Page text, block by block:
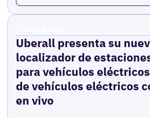
Uberall presenta su
localizador de
para vehículos
de vehículos eléctricos
en vivo